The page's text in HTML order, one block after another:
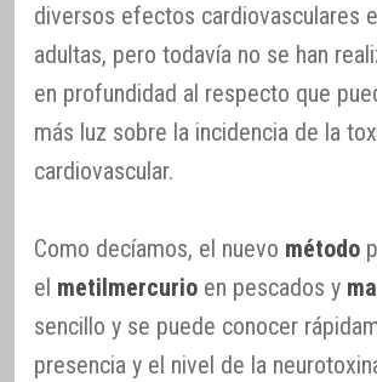
diversos efectos cardiovasculares
adultas, pero todavía no se han
en profundidad al respecto que
más luz sobre la incidencia de la
cardiovascular.
Como decíamos, el nuevo método
el metilmercurio en pescados y
sencillo y se puede conocer
presencia y el nivel de la